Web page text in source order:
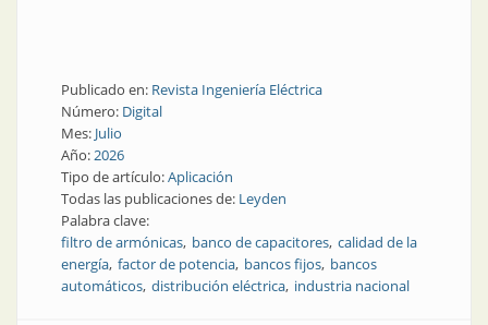
Publicado en: Revista Ingeniería Eléctrica
Número: Digital
Mes: Julio
Año:2026
Tipo de artículo:Aplicación
Todas las publicaciones de: Leyden
Palabra clave:
filtro de armónicas banco de capacitores calidad de la
energía factor de potencia bancos fijos bancos
automáticos distribución eléctrica industria nacional